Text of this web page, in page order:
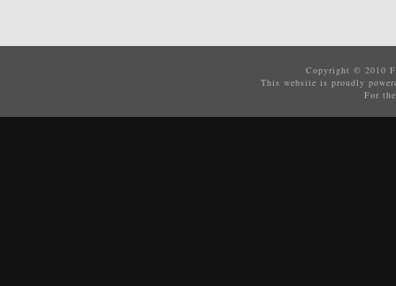
Copyright © 2010
This website is proudly
For